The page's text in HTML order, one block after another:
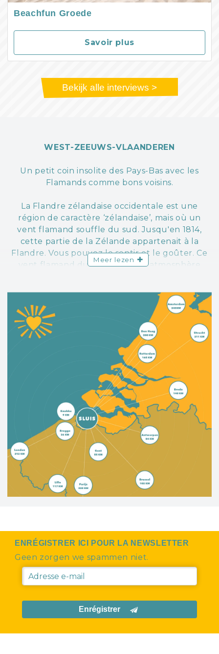
Beachfun Groede
Savoir plus
Bekijk alle interviews >
WEST-ZEEUWS-VLAANDEREN
Un petit coin insolite des Pays-Bas avec les
Flamands comme bons voisins.
La Flandre zélandaise occidentale est une
région de caractère ‘zélandaise’, mais où un
vent flamand souffle du sud. Jusqu'en 1814,
cette partie de la Zélande appartenait à la
Flandre. Vous pouvez le sentir et le goûter. Ce
vent flamand du sud crée une atmosphère
La Flandre zélandaise occidentale offre le
meilleur des deux mondes. Une histoire
culturelle riche, des villes et villages
pittoresques, des kilomètres de plages de sable,
des jolies pistes cyclables, une nature sauvage,
tout est là.
Meer lezen
ENRÉGISTRER ICI POUR LA NEWSLETTER
Geen zorgen we spammen niet.
Enrégistrer